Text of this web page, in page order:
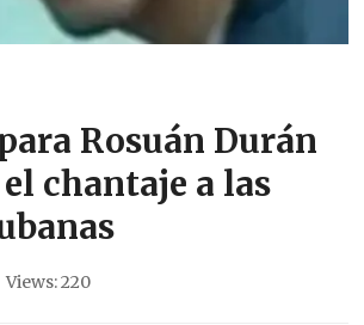
Rosuán Durán
chantaje a las
Views: 220